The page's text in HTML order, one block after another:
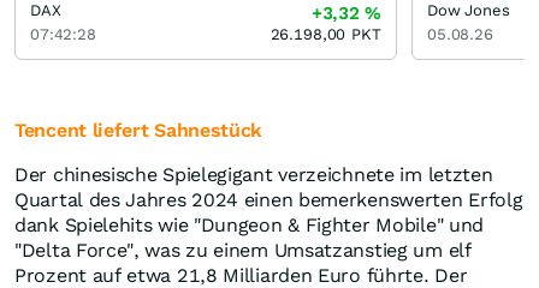
Tencent liefert Sahnestück
Der chinesische Spielegigant verzeichnete im letzten
Quartal des Jahres 2024 einen bemerkenswerten Erfolg
dank Spielehits wie "Dungeon & Fighter Mobile" und
"Delta Force", was zu einem Umsatzanstieg um elf
Prozent auf etwa 21,8 Milliarden Euro führte. Der
DAX
07:42:28
+3,32%
26.198,00 PKT
Dow Jones
05.08.26